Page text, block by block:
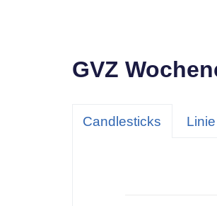
GVZ
Candlesticks Linie